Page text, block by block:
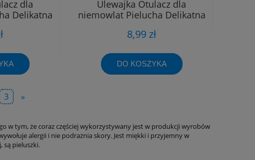
dla
Delikatna
Ulewajka Otulacz dla
niemowląt Pielucha Delikatna
8,99 zł
DO KOSZYKA
3 »
w tym, że coraz częściej wykorzystywany jest w produkcji wyrobów
alergii i nie podrażnia skory. Jest miękki i przyjemny w
są pieluszki.